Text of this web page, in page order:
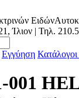
Ειδών
Ίλιον | Τηλ.
Εγγύηση
001